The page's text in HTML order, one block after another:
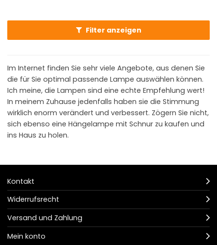
Einrichtung passt.
Filter anzeigen
Im Internet finden Sie sehr viele Angebote, aus denen Sie
die für Sie optimal passende Lampe auswählen können.
Ich meine, die Lampen sind eine echte Empfehlung wert!
In meinem Zuhause jedenfalls haben sie die Stimmung
wirklich enorm verändert und verbessert. Zögern Sie nicht,
sich ebenso eine Hängelampe mit Schnur zu kaufen und
ins Haus zu holen.
Kontakt
Widerrufsrecht
Versand und Zahlung
Mein konto